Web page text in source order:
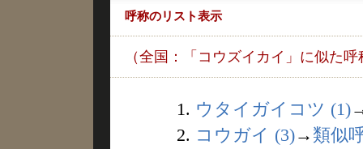
呼称のリスト表示
（全国：「コウズイカイ」に似た呼
1. ウタイガイコツ (1)
2. コウガイ (3)→ 類似